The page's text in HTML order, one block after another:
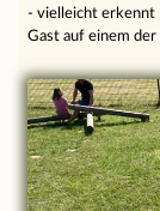
- vielleicht erkennt
Gast auf einem der